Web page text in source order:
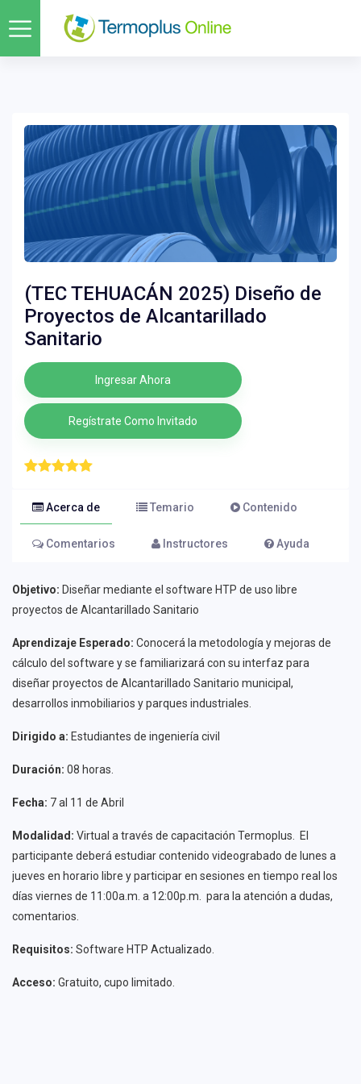
(TEC TEHUACÁN 2025) Diseño de
Proyectos de Alcantarillado
Sanitario
Ingresar Ahora
Regístrate Como Invitado
Acerca de Temario Contenido
Comentarios Instructores Ayuda
Objetivo: Diseñar mediante el software HTP de uso libre
proyectos de Alcantarillado Sanitario
Aprendizaje Esperado: Conocerá la metodología y mejoras de
cálculo del software y se familiarizará con su interfaz para
diseñar proyectos de Alcantarillado Sanitario municipal,
desarrollos inmobiliarios y parques industriales.
Dirigido a: Estudiantes de ingeniería civil
Duración: 08 horas.
Fecha: 7 al 11 de Abril
Modalidad: Virtual a través de capacitación Termoplus. El
participante deberá estudiar contenido videograbado de lunes a
jueves en horario libre y participar en sesiones en tiempo real los
días viernes de 11:00a.m. a 12:00p.m. para la atención a dudas,
comentarios.
Requisitos: Software HTP Actualizado.
Acceso: Gratuito, cupo limitado.